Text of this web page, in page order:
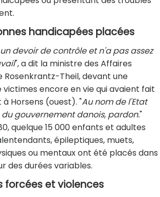
handicapées placées
un devoir de contrôle et n'a pas assez
", a dit la ministre des Affaires
Rosenkrantz-Theil, devant une
victimes encore en vie qui avaient fait
Horsens (ouest). "Au nom de l'Etat
gouvernement danois, pardon."
quelque 15 000 enfants et adultes
épileptiques, muets,
ou mentaux ont été placés dans
des durées variables.
forcées et violences